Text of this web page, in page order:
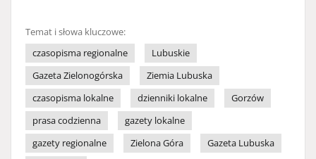
Temat i słowa kluczowe:
czasopisma regionalne
Lubuskie
Gazeta Zielonogórska
Ziemia Lubuska
czasopisma lokalne
dzienniki lokalne
Gorzów
prasa codzienna
gazety lokalne
gazety regionalne
Zielona Góra
Gazeta Lubuska